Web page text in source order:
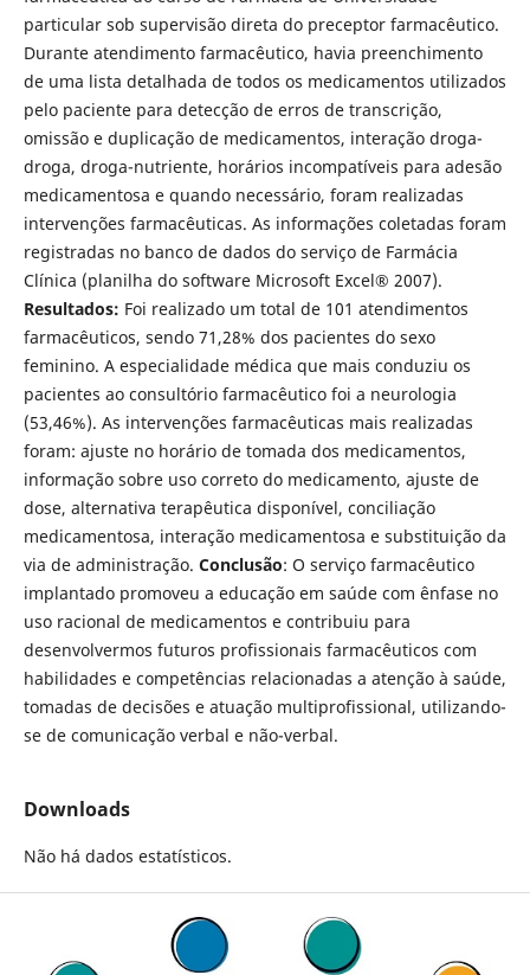
particular sob supervisão direta do preceptor farmacêutico.
Durante atendimento farmacêutico, havia preenchimento
de uma lista detalhada de todos os medicamentos utilizados
pelo paciente para detecção de erros de transcrição,
omissão e duplicação de medicamentos, interação droga-
droga, droga-nutriente, horários incompatíveis para adesão
medicamentosa e quando necessário, foram realizadas
intervenções farmacêuticas. As informações coletadas foram
registradas no banco de dados do serviço de Farmácia
Clínica (planilha do software Microsoft Excel® 2007).
Resultados: Foi realizado um total de 101 atendimentos
farmacêuticos, sendo 71,28% dos pacientes do sexo
feminino. A especialidade médica que mais conduziu os
pacientes ao consultório farmacêutico foi a neurologia
(53,46%). As intervenções farmacêuticas mais realizadas
foram: ajuste no horário de tomada dos medicamentos,
informação sobre uso correto do medicamento, ajuste de
dose, alternativa terapêutica disponível, conciliação
medicamentosa, interação medicamentosa e substituição da
via de administração. Conclusão: O serviço farmacêutico
implantado promoveu a educação em saúde com ênfase no
uso racional de medicamentos e contribuiu para
desenvolvermos futuros profissionais farmacêuticos com
habilidades e competências relacionadas a atenção à saúde,
tomadas de decisões e atuação multiprofissional, utilizando-
se de comunicação verbal e não-verbal.
Downloads
Não há dados estatísticos.